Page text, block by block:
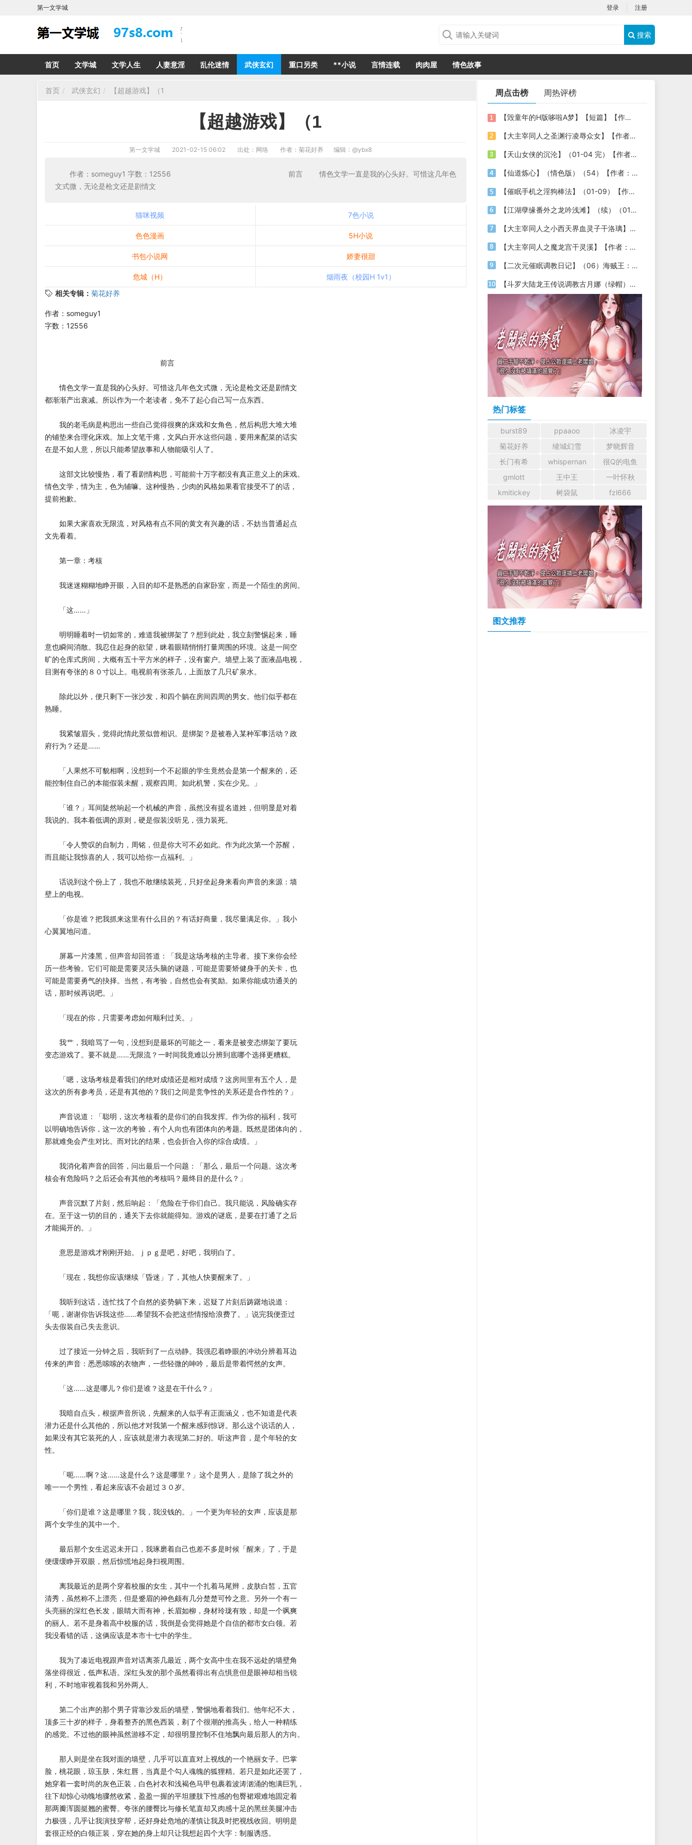
第一文学城 登录 注册
搜索
首页 文学城 文学人生 人妻意淫 乱伦迷情 武侠玄幻 重口另类 **小说 言情连载 肉肉屋 情色故事
首页 武侠玄幻 【超越游戏】（1
【超越游戏】（1
第一文学城 2021-02-15 06:02 出处：网络 作者：菊花好养 编辑： @ybx8
作者：someguy1 字数：12556 前言 情色文学一直是我的心头好。可惜这几年色
文式微，无论是枪文还是剧情文
猫咪视频 7色小说
色色漫画 5H小说
书包小说网 娇妻很甜
危城（H）
烟雨夜（校园H 1v1）
相关专辑： 菊花好养
作者：someguy1
字数：12556
前言
情色文学一直是我的心头好。可惜这几年色文式微，无论是枪文还是剧情文
都渐渐产出衰减。所以作为一个老读者，免不了起心自己写一点东西。
我的老毛病是构思出一些自己觉得很爽的床戏和女角色，然后构思大堆大堆
的铺垫来合理化床戏。加上文笔干瘪，文风白开水这些问题，要用来配菜的话实
在是不如人意，所以只能希望故事和人物能吸引人了。
这部文比较慢热，看了看剧情构思，可能前十万字都没有真正意义上的床戏。
情色文学，情为主，色为辅嘛。这种慢热，少肉的风格如果看官接受不了的话，
提前抱歉。
如果大家喜欢无限流，对风格有点不同的黄文有兴趣的话，不妨当普通起点
文先看着。
第一章：考核
我迷迷糊糊地睁开眼，入目的却不是熟悉的自家卧室，而是一个陌生的房间。
「这……」
明明睡着时一切如常的，难道我被绑架了？想到此处，我立刻警惕起来，睡
意也瞬间消散。我忍住起身的欲望，眯着眼睛悄悄打量周围的环境。这是一间空
旷的仓库式房间，大概有五十平方米的样子，没有窗户。墙壁上装了面液晶电视，
目测有夸张的８０寸以上。电视前有张茶几，上面放了几只矿泉水。
除此以外，便只剩下一张沙发，和四个躺在房间四周的男女。他们似乎都在
熟睡。
我紧皱眉头，觉得此情此景似曾相识。是绑架？是被卷入某种军事活动？政
府行为？还是……
「人果然不可貌相啊，没想到一个不起眼的学生竟然会是第一个醒来的，还
能控制住自己的本能假装未醒，观察四周。如此机警，实在少见。」
「谁？」耳间陡然响起一个机械的声音，虽然没有提名道姓，但明显是对着
我说的。我本着低调的原则，硬是假装没听见，强力装死。
「令人赞叹的自制力，周铭，但是你大可不必如此。作为此次第一个苏醒，
而且能让我惊喜的人，我可以给你一点福利。」
话说到这个份上了，我也不敢继续装死，只好坐起身来看向声音的来源：墙
壁上的电视。
「你是谁？把我抓来这里有什么目的？有话好商量，我尽量满足你。」我小
心翼翼地问道。
屏幕一片漆黑，但声音却回答道：「我是这场考核的主导者。接下来你会经
历一些考验。它们可能是需要灵活头脑的谜题，可能是需要矫健身手的关卡，也
可能是需要勇气的抉择。当然，有考验，自然也会有奖励。如果你能成功通关的
话，那时候再说吧。」
「现在的你，只需要考虑如何顺利过关。」
我艹，我暗骂了一句，没想到是最坏的可能之一，看来是被变态绑架了要玩
变态游戏了。要不就是……无限流？一时间我竟难以分辨到底哪个选择更糟糕。
「嗯，这场考核是看我们的绝对成绩还是相对成绩？这房间里有五个人，是
这次的所有参考员，还是有其他的？我们之间是竞争性的关系还是合作性的？」
声音说道：「聪明，这次考核看的是你们的自我发挥。作为你的福利，我可
以明确地告诉你，这一次的考验，有个人向也有团体向的考题。既然是团体向的，
那就难免会产生对比。而对比的结果，也会折合入你的综合成绩。」
我消化着声音的回答，问出最后一个问题：「那么，最后一个问题。这次考
核会有危险吗？之后还会有其他的考核吗？最终目的是什么？」
声音沉默了片刻，然后响起：「危险在于你们自己。我只能说，风险确实存
在。至于这一切的目的，通关下去你就能得知。游戏的谜底，是要在打通了之后
才能揭开的。」
意思是游戏才刚刚开始。ｊｐｇ是吧，好吧，我明白了。
「现在，我想你应该继续「昏迷」了，其他人快要醒来了。」
我听到这话，连忙找了个自然的姿势躺下来，迟疑了片刻后踌躇地说道：
「呃，谢谢你告诉我这些……希望我不会把这些情报给浪费了。」说完我便歪过
头去假装自己失去意识。
过了接近一分钟之后，我听到了一点动静。我强忍着睁眼的冲动分辨着耳边
传来的声音：悉悉嗦嗦的衣物声，一些轻微的呻吟，最后是带着愕然的女声。
「这……这是哪儿？你们是谁？这是在干什么？」
我暗自点头，根据声音所说，先醒来的人似乎有正面涵义，也不知道是代表
潜力还是什么其他的，所以他才对我第一个醒来感到惊讶。那么这个说话的人，
如果没有其它装死的人，应该就是潜力表现第二好的。听这声音，是个年轻的女
性。
「呃……啊？这……这是什么？这是哪里？」这个是男人，是除了我之外的
唯一一个男性，看起来应该不会超过３０岁。
「你们是谁？这是哪里？我，我没钱的。」一个更为年轻的女声，应该是那
两个女学生的其中一个。
最后那个女生迟迟未开口，我琢磨着自己也差不多是时候「醒来」了，于是
便缓缓睁开双眼，然后惊慌地起身扫视周围。
离我最近的是两个穿着校服的女生，其中一个扎着马尾辫，皮肤白皙，五官
清秀，虽然称不上漂亮，但是蹙眉的神色颇有几分楚楚可怜之意。另外一个有一
头亮丽的深红色长发，眼睛大而有神，长眉如柳，身材玲珑有致，却是一个飒爽
的丽人。若不是身着高中校服的话，我倒是会觉得她是个自信的都市女白领。若
我没看错的话，这俩应该是本市十七中的学生。
我为了凑近电视跟声音对话离茶几最近，两个女高中生在我不远处的墙壁角
落坐得很近，低声私语。深红头发的那个虽然看得出有点惧意但是眼神却相当锐
利，不时地审视着我和另外两人。
第二个出声的那个男子背靠沙发后的墙壁，警惕地看着我们。他年纪不大，
顶多三十岁的样子，身着整齐的黑色西装，剃了个很潮的推高头，给人一种精练
的感觉。不过他的眼神虽然游移不定，却很明显控制不住地飘向最后那人的方向。
那人则是坐在我对面的墙壁，几乎可以直直对上视线的一个艳丽女子。巴掌
脸，桃花眼，琼玉肤，朱红唇，当真是个勾人魂魄的狐狸精。若只是如此还罢了，
她穿着一套时尚的灰色正装，白色衬衣和浅褐色马甲包裹着波涛汹涌的饱满巨乳，
往下却惊心动魄地骤然收紧，盈盈一握的平坦腰肢下性感的包臀裙艰难地固定着
那两瓣浑圆挺翘的蜜臀。夸张的腰臀比与修长笔直却又肉感十足的黑丝美腿冲击
力极强，几乎让我演技穿帮，还好身处危地的谨慎让我及时把视线收回。明明是
套很正经的白领正装，穿在她的身上却只让我想起四个大字：制服诱惑。
周点击榜 周热评榜
【毁童年的H版哆啦A梦】【短篇】【作者：flyingbed】
【大主宰同人之圣渊行凌辱众女】【作者：不详】
【天山女侠的沉沦】（01-04 完）【作者：老浩子】
【仙道炼心】（情色版）（54）【作者：至尊宝宝】
【催眠手机之淫狗棒法】（01-09）【作者：478030806（shine）】
【江湖孽缘番外之龙吟浅滩】（续）（01-02）作者：八云
【大主宰同人之小西天界血灵子干洛璃】【作者：不详】
【大主宰同人之魔龙宫干灵溪】【作者：不详】
【二次元催眠调教日记】（06）海贼王：成为天龙人买下幼年海贼女帝，将其调教成乖巧的精液肉壶【作者：月隐云海】
【斗罗大陆龙王传说调教古月娜（绿帽）】【作者：迟缓喵】
热门标签
burst89 ppaaoo
冰凌宇
菊花好养
绫城幻雪
梦晓辉音
长门有希
whispernan
很Q的电鱼
gmlott
王中王
一叶怀秋
kmitickey
树袋鼠 fzl666
图文推荐